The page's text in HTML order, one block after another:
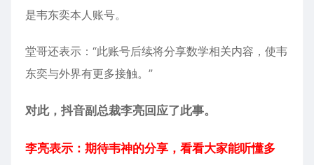
是韦东奕本人账号。
堂哥还表示：“此账号后续将分享数学相关内容，使韦
东奕与外界有更多接触。”
对此，抖音副总裁李亮回应了此事。
李亮表示：期待韦神的分享，看看大家能听懂多